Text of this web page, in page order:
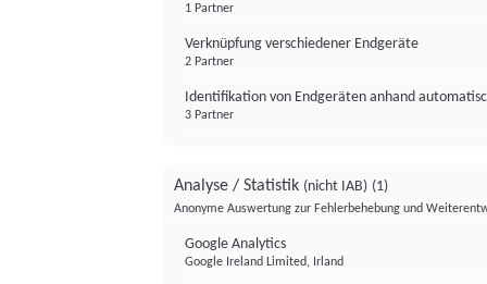
1 Partner
Verknüpfung verschiedener Endgeräte
2 Partner
Identifikation von Endgeräten anhand
3 Partner
Analyse / Statistik (nicht IAB) (1)
Anonyme Auswertung zur Fehlerbehebung und
Google Analytics
Google Ireland Limited, Irland